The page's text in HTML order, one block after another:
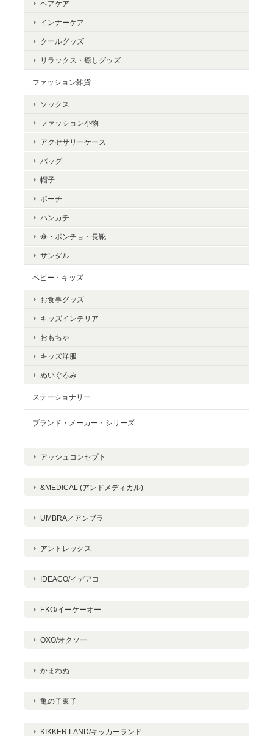
ヘアケア
インナーケア
クールグッズ
リラックス・癒しグッズ
ファッション雑貨
ソックス
ファッション小物
アクセサリーケース
バッグ
帽子
ポーチ
ハンカチ
傘・ポンチョ・長靴
サンダル
ベビー・キッズ
お食事グッズ
キッズインテリア
おもちゃ
キッズ洋服
ぬいぐるみ
ステーショナリー
ブランド・メーカー・シリーズ
アッシュコンセプト
&MEDICAL (アンドメディカル)
UMBRA／アンブラ
アントレックス
IDEACO/イデアコ
EKO/イーケーオー
OXO/オクソー
かまわぬ
亀の子束子
KIKKER LAND/キッカーランド